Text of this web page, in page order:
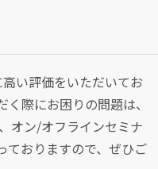
い評価をいただいてお
際にお困りの問題は、
オン/オフラインセミナ
おりますので、ぜひご